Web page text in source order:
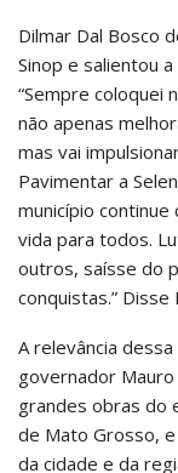
Dilmar Dal Bosco
Sinop e salientou
“Sempre coloquei
não apenas
mas vai
Pavimentar a
município
vida para todos.
outros, saísse do
conquistas.” Disse
A relevância
governador
grandes obras do
de Mato Grosso,
da cidade e da